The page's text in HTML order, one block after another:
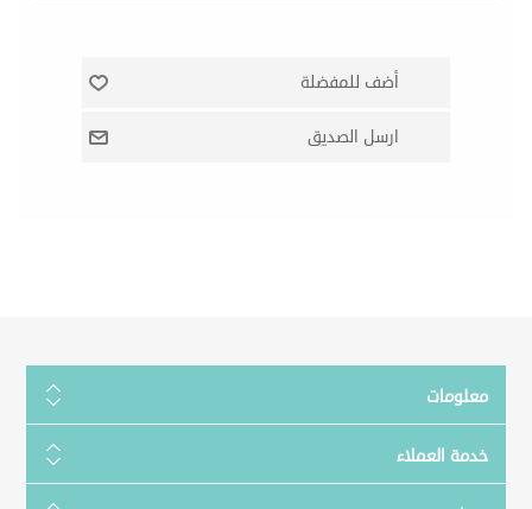
معلومات
خدمة العملاء